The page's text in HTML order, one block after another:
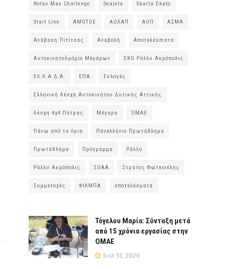
Rotax Max Challenge Seajets Skarta Ekato
Start Line ΑΜΟΤΟΕ ΑΟΛΑΠ ΑΟΠ ΑΣΜΑ
Ανάβαση Πιτίτσας Αναβολή Αποτελέsmατα
Αυτοκινητοδρόμιο Μεγάρων ΕΚΟ Ράλλυ Ακρόπολις
ΕΛ.Λ.Α.Δ.Α. ΕΠΑ Εκλογές
Ελληνική Λέσχη Αυτοκινήτου Δυτικής Αττικής
Λέσχη 4χ4 Πάτρας Μέγαρα ΟΜΑΕ
Πάνω από τα όρια Πανελλήνιο Πρωτάθλημα
Πρωτάθλημα Πρόγραμμα Ράλλυ
Ράλλυ Ακρόπολις ΣΟΑΑ Στράτος Φωτεινέλης
Συμμετοχές ΦΙΛΜΠΑ αποτελέσματα
Τόγελου Μαρία: Σύνταξη μετά
από 15 χρόνια εργασίας στην
ΟΜΑΕ
Ιούλ 31, 2026